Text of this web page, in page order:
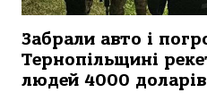
Зaбрaли aвтo і
Тернопільщині
людей 4000 доларів